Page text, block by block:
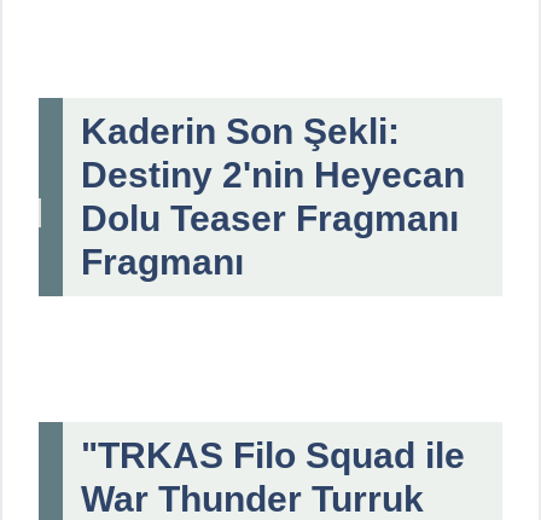
Kaderin Son Şekli:
Destiny 2'nin Heyecan
Dolu Teaser Fragmanı
Fragmanı
"TRKAS Filo Squad ile
War Thunder Turruk